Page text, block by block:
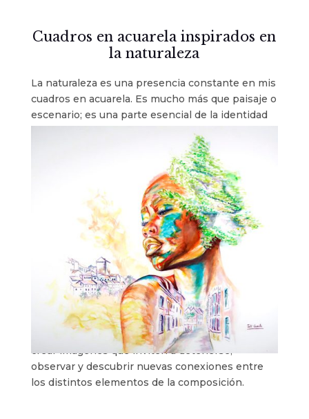
Cuadros en acuarela inspirados en
la naturaleza
La naturaleza es una presencia constante en mis
cuadros en acuarela. Es mucho más que paisaje o
escenario; es una parte esencial de la identidad
de los personajes representados.
Árboles, flores, raíces, montañas y animales
comparten un lenguaje visual donde naturaleza y
ser humano dejan de mostrarse como realidades
independientes.
Esta forma de entender la imagen está presente
en diferentes series de mi obra. En algunas
composiciones la naturaleza ocupa todo el
protagonismo; en otras comparte espacio con la
arquitectura, la memoria o la experiencia
personal.
A través de estos cuadros en acuarela busco
crear imágenes que inviten a detenerse,
observar y descubrir nuevas conexiones entre
los distintos elementos de la composición.